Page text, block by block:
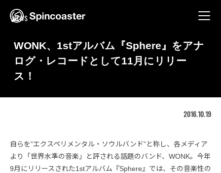
NEWS
WONK、1stアルバム『Sphere』をアナ
ログ・レコードとして11月にリリー
ス！
2016.10.19
自らを”エクスペリメンタル・ソウルバンド”と称し、各メディア
より「世界水準の音楽」と評される話題のバンド、WONK。今年
9月にリリースされた1stアルバム『Sphere』では、その音楽性の